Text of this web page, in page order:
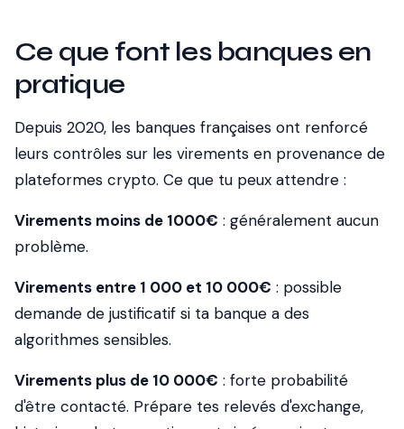
Ce que font les banques en
pratique
Depuis 2020, les banques françaises ont renforcé
leurs contrôles sur les virements en provenance de
plateformes crypto. Ce que tu peux attendre :
Virements moins de 1000€ : généralement aucun
problème.
Virements entre 1 000 et 10 000€ : possible
demande de justificatif si ta banque a des
algorithmes sensibles.
Virements plus de 10 000€ : forte probabilité
d'être contacté. Prépare tes relevés d'exchange,